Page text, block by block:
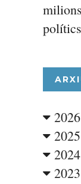
2026
2025
2024
2023